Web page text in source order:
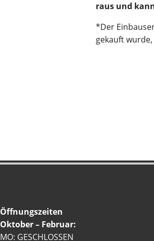
raus und
*Der
gekauft
Öffnungszeiten
Oktober – Februar:
MO: GESCHLOSSEN